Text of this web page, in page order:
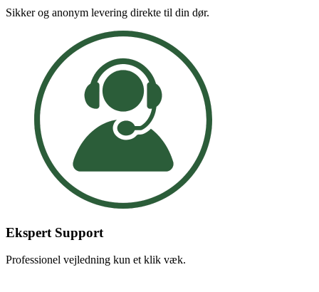
Sikker og anonym levering direkte til din dør.
Ekspert Support
Professionel vejledning kun et klik væk.